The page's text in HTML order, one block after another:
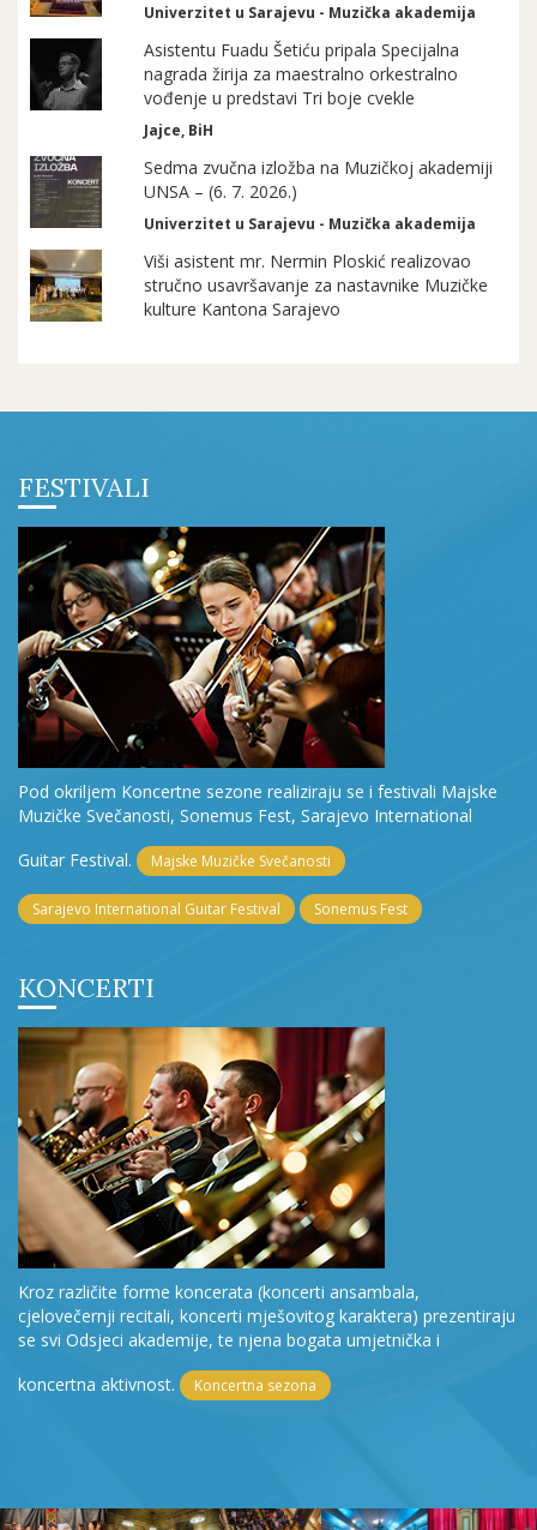
Univerzitet u Sarajevu - Muzička akademija
Asistentu Fuadu Šetiću pripala Specijalna
nagrada žirija za maestralno orkestralno
vođenje u predstavi Tri boje cvekle
Jajce, BiH
Sedma zvučna izložba na Muzičkoj akademiji
UNSA – (6. 7. 2026.)
Univerzitet u Sarajevu - Muzička akademija
Viši asistent mr. Nermin Ploskić realizovao
stručno usavršavanje za nastavnike Muzičke
kulture Kantona Sarajevo
FESTIVALI
Pod okriljem Koncertne sezone realiziraju se i festivali Majske
Muzičke Svečanosti, Sonemus Fest, Sarajevo International
Guitar Festival.
Majske Muzičke Svečanosti
Sarajevo International Guitar Festival Sonemus Fest
KONCERTI
Kroz različite forme koncerata (koncerti ansambala,
cjelovečernji recitali, koncerti mješovitog karaktera) prezentiraju
se svi Odsjeci akademije, te njena bogata umjetnička i
koncertna aktivnost.
Koncertna sezona